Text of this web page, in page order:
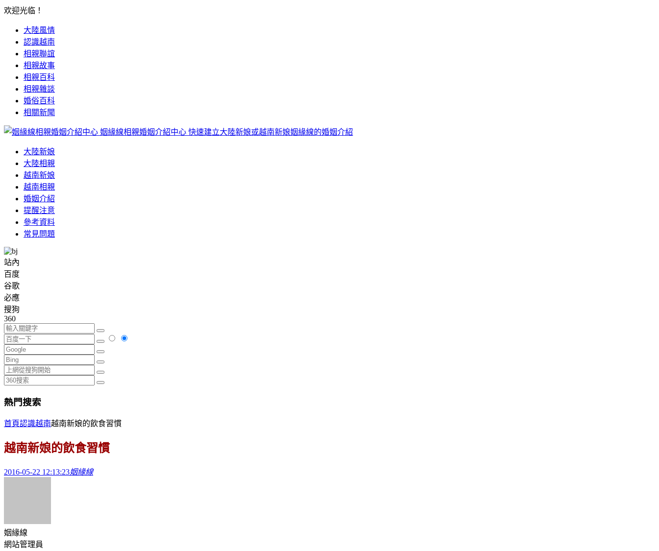
欢迎光临！
大陸風情
認識越南
相親聯誼
相親故事
相親百科
相親雜談
婚俗百科
相關新聞
姻緣線相親婚姻介紹中心 快速建立大陸新娘或越南新娘姻緣線的婚姻介紹
大陸新娘
大陸相親
越南新娘
越南相親
婚姻介紹
提醒注意
參考資料
常見問題
站內
百度
谷歌
必應
搜狗
360
熱門搜索
首頁認識越南越南新娘的飲食習慣
越南新娘的飲食習慣
2016-05-22 12:13:23姻緣線
姻緣線
網站管理員